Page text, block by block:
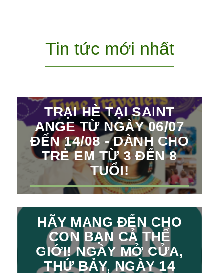
Tin tức mới nhất
TRẠI HÈ TẠI SAINT
ANGE TỪ NGÀY 06/07
ĐẾN 14/08 - DÀNH CHO
TRẺ EM TỪ 3 ĐẾN 8
TUỔI!
HÃY MANG ĐẾN CHO
CON BẠN CẢ THẾ
GIỚI! NGÀY MỞ CỬA,
THỨ BẢY, NGÀY 14